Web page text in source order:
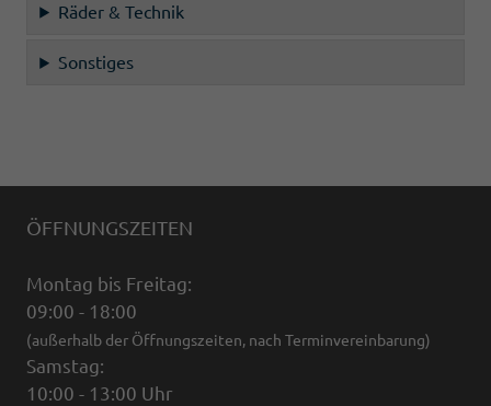
Räder & Technik
Sonstiges
ÖFFNUNGSZEITEN
Montag bis Freitag:
09:00 - 18:00
(außerhalb der Öffnungszeiten, nach Terminvereinbarung)
Samstag:
10:00 - 13:00 Uhr